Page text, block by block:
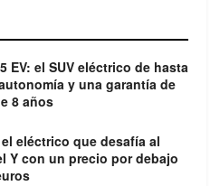
EV: el SUV eléctrico de hasta
y una garantía de
8 años
eléctrico que desafía al
Y con un precio por debajo